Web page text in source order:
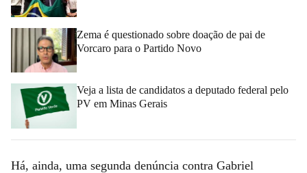
Zema é questionado sobre doação de pai de
Vorcaro para o Partido Novo
Veja a lista de candidatos a deputado federal pelo
PV em Minas Gerais
Há, ainda, uma segunda denúncia contra Gabriel